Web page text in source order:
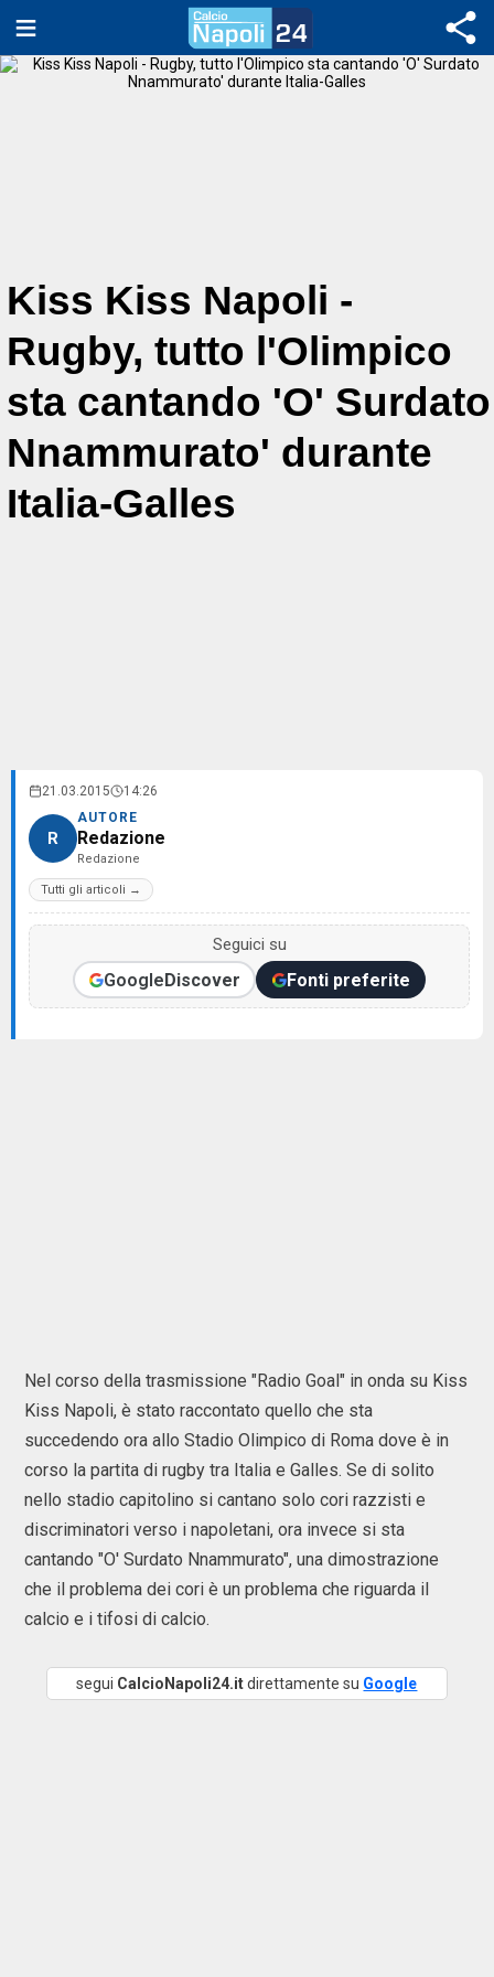
Kiss Kiss Napoli -
Rugby, tutto l'Olimpico
sta cantando 'O' Surdato
Nnammurato' durante
Italia-Galles
21.03.2015 14:26
R
AUTORE
Redazione
Redazione
Tutti gli articoli →
Seguici su
GoogleDiscover Fonti preferite
Nel corso della trasmissione "Radio Goal" in onda su Kiss
Kiss Napoli, è stato raccontato quello che sta
succedendo ora allo Stadio Olimpico di Roma dove è in
corso la partita di rugby tra Italia e Galles. Se di solito
nello stadio capitolino si cantano solo cori razzisti e
discriminatori verso i napoletani, ora invece si sta
cantando "O' Surdato Nnammurato", una dimostrazione
che il problema dei cori è un problema che riguarda il
calcio e i tifosi di calcio.
segui CalcioNapoli24.itdirettamente su Google